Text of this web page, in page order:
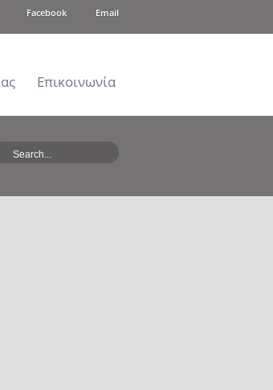
Facebook Email
Επικοινωνία